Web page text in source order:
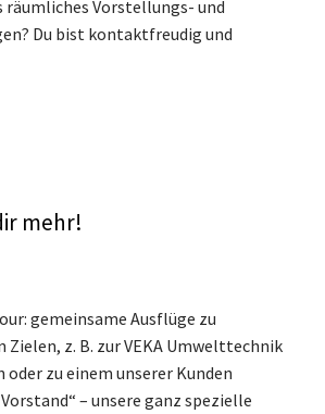
räumliches Vorstellungs- und
Du bist kontaktfreudig und
mehr!
gemeinsame Ausflüge zu
Zielen, z. B. zur VEKA Umwelttechnik
oder zu einem unserer Kunden
Vorstand“ – unsere ganz spezielle